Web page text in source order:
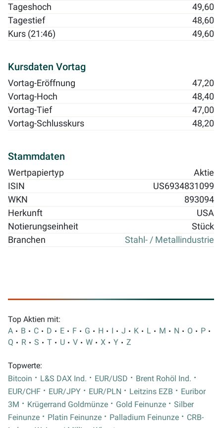
Tageshoch
49,60
Tagestief
48,60
Kurs (21:46)
49,60
Kursdaten Vortag
Vortag-Eröffnung
47,20
Vortag-Hoch
48,40
Vortag-Tief
47,00
Vortag-Schlusskurs
48,20
Stammdaten
Wertpapiertyp
Aktie
ISIN
US6934831099
WKN
893094
Herkunft
USA
Notierungseinheit
Stück
Branchen
Stahl- / Metallindustrie
Top Aktien mit:
A
B C D E F G H I J K L M N O
P
Q
R S T U V W X Y Z
Topwerte:
Bitcoin
L&S DAX Ind. EUR/USD
Brent Rohöl Ind.
EUR/CHF
EUR/JPY EUR/PLN Leitzins EZB
Euribor
3M
Krügerrand Goldmünze Gold Feinunze
Silber
Feinunze
Platin Feinunze Palladium Feinunze
CRB-